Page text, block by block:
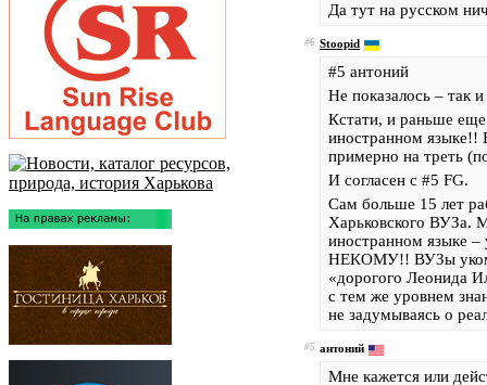
Да тут на русском
#6 Stoopid
#5 антоний
Не показалось – так
Кстати, и раньше
иностранном языке!!
примерно на треть
И согласен с #5 FG.
Сам больше 15 лет
Харьковского ВУЗа.
иностранном языке
НЕКОМУ!! ВУЗы
«дорогого Леонида
с тем же уровнем
не задумываясь о
#5 антоний
Мне кажется или